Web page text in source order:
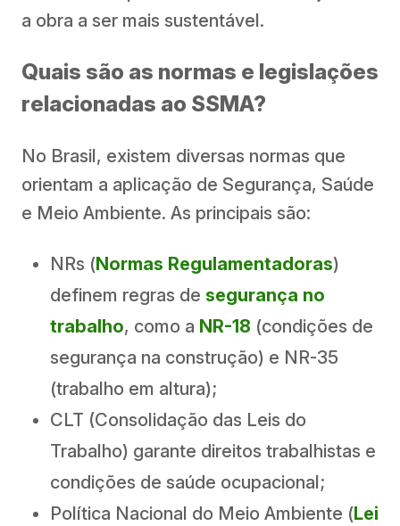
a obra a ser mais sustentável.
Quais são as normas e legislações
relacionadas ao SSMA?
No Brasil, existem diversas normas que
orientam a aplicação de Segurança, Saúde
e Meio Ambiente. As principais são:
NRs (Normas Regulamentadoras)
definem regras de segurança no
trabalho, como a NR-18 (condições de
segurança na construção) e NR-35
(trabalho em altura);
CLT (Consolidação das Leis do
Trabalho) garante direitos trabalhistas e
condições de saúde ocupacional;
Política Nacional do Meio Ambiente (Lei